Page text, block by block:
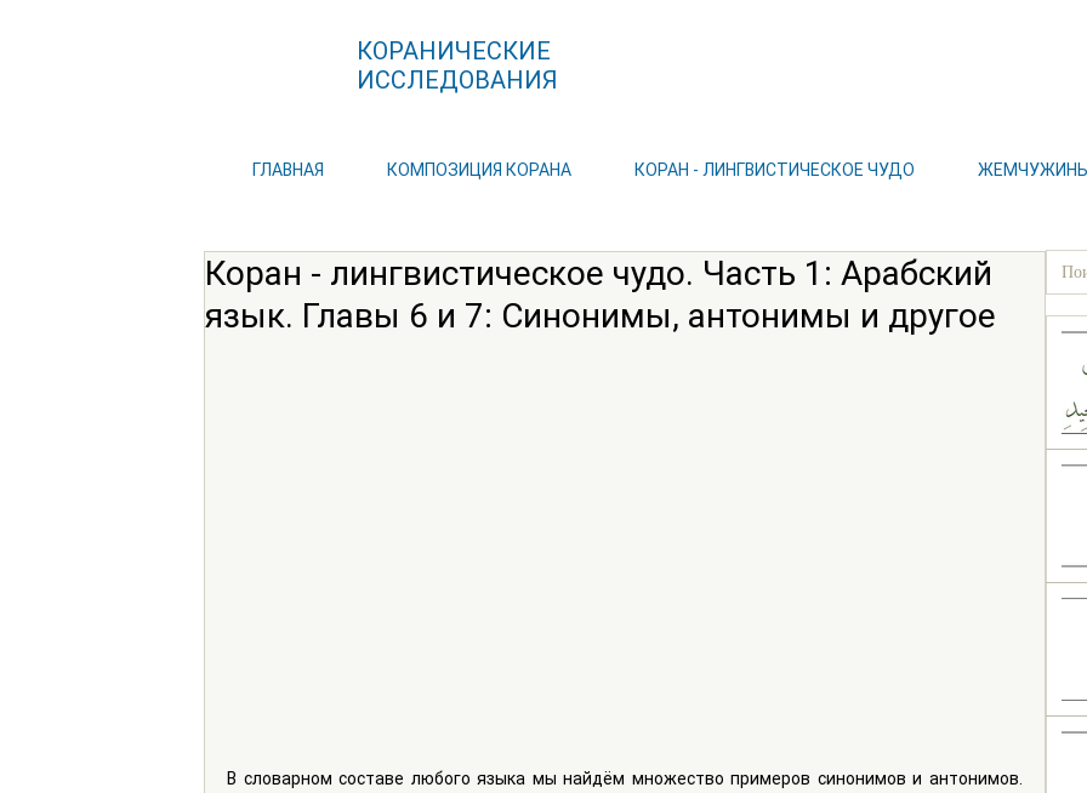
КОРАНИЧЕСКИЕ
ИССЛЕДОВАНИЯ
ГЛАВНАЯ КОМПОЗИЦИЯ КОРАНА КОРАН - ЛИНГВИСТИЧЕСКОЕ ЧУДО ЖЕМЧУЖИНЫ
Коран - лингвистическое чудо. Часть 1: Арабский
язык. Главы 6 и 7: Синонимы, антонимы и другое
В словарном составе любого языка мы найдём множество примеров синонимов и антонимов.